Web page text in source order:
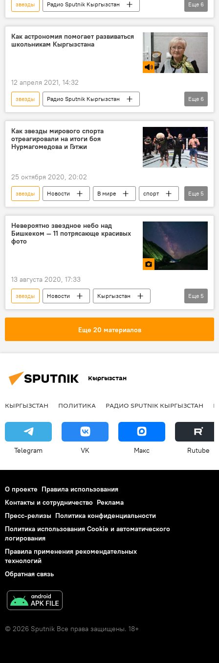
звезды
Радио Sputnik Кыргызстан
Общество
фестиваль
организация
пандемия
форс-мажор
Подкасты РИА Новости
Еще 6
Как астрономия помогает развиваться
школьникам Кыргызстана
12 апреля 2021, 14:32
звезды
Радио Sputnik Кыргызстан
Общество
Кыргызстан
астрономия
телескоп
Еще 6
Как звезды мирового спорта
отреагировали на итоги боя
Нурмагомедова и Гэтжи
25 октября 2020, 20:02
звезды Новости В мире
спорт
Хабиб Нурмагомедов
бой
реакция
Бой Хабиба Нурмагомедова против Джастина Гэтжи
Россия
Еще 5
Невероятно звездное небо над
Бишкеком — 11 потрясающе красивых
фото
13 августа 2020, 17:33
звезды Новости
Кыргызстан
небо
Бишкек
Общество
Еще 5
Еще 20 материалов
Кыргызстан
КЫРГЫЗСТАН ПОЛИТИКА РАДИО SPUTNIK КЫРГЫЗСТАН
Telegram VK Макс Rutube
О проекте Правила использования
Контакты и сотрудничество Реклама
Пресс-релизы Политика конфиденциальности
Политика использования Cookie и автоматического
логирования
Правила применения рекомендательных
технологий
Обратная связь
© 2026 Sputnik Все права защищены. 18+